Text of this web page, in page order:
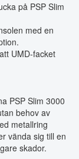
på PSP Slim
med en
UMD-facket
PSP Slim 3000
behov av
metallring
vända sig till en
skador.